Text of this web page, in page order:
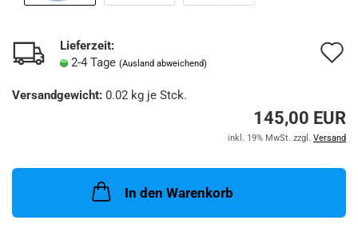
Lieferzeit:
2-4 Tage (Ausland abweichend)
Versandgewicht: 0.02 kg je Stck.
145,00 EUR
inkl. 19% MwSt. zzgl. Versand
In den Warenkorb